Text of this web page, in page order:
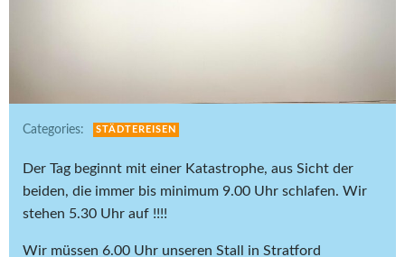
Categories: STÄDTEREISEN
Der Tag beginnt mit einer Katastrophe, aus Sicht der
beiden, die immer bis minimum 9.00 Uhr schlafen. Wir
stehen 5.30 Uhr auf !!!!
Wir müssen 6.00 Uhr unseren Stall in Stratford